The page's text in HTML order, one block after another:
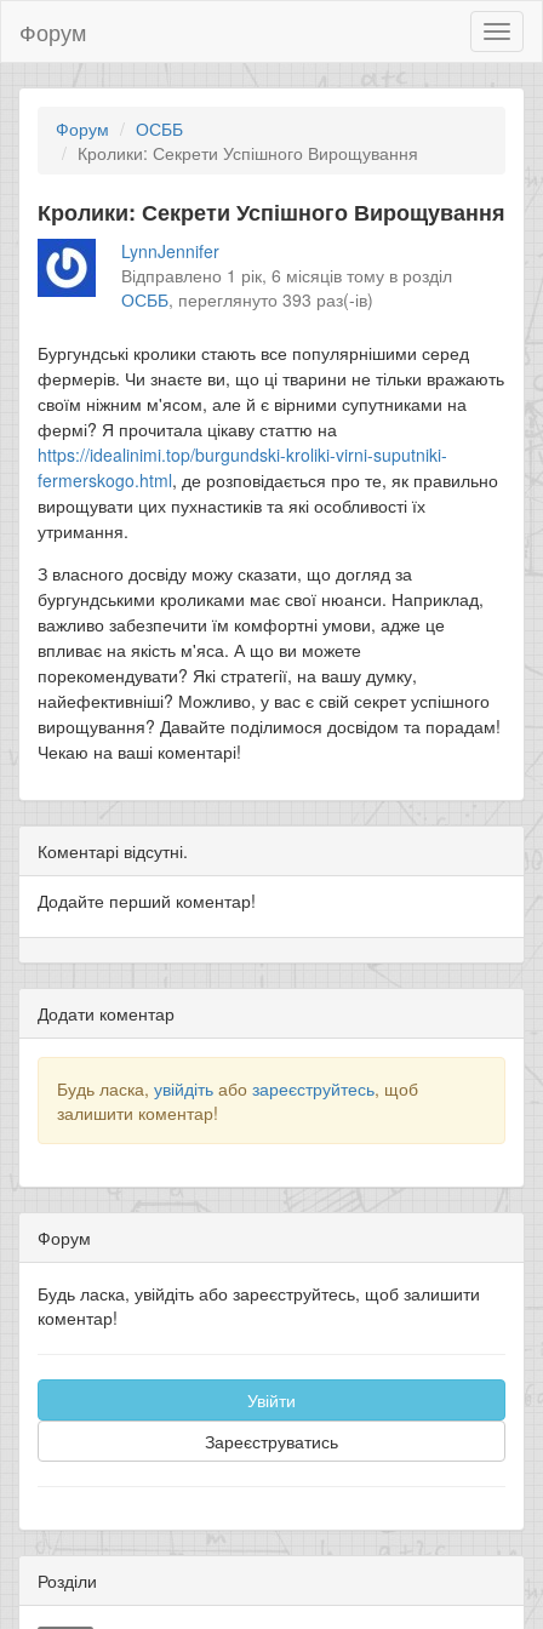
Форум
Форум
ОСББ
Кролики: Секрети Успішного Вирощування
Кролики: Секрети Успішного Вирощування
LynnJennifer
Відправлено 1 рік, 6 місяців тому в розділ
ОСББ, переглянуто 393 раз(-ів)
Бургундські кролики стають все популярнішими серед
фермерів. Чи знаєте ви, що ці тварини не тільки вражають
своїм ніжним м'ясом, але й є вірними супутниками на
фермі? Я прочитала цікаву статтю на
https://idealinimi.top/burgundski-kroliki-virni-suputniki-
fermerskogo.html, де розповідається про те, як правильно
вирощувати цих пухнастиків та які особливості їх
утримання.
З власного досвіду можу сказати, що догляд за
бургундськими кроликами має свої нюанси. Наприклад,
важливо забезпечити їм комфортні умови, адже це
впливає на якість м'яса. А що ви можете
порекомендувати? Які стратегії, на вашу думку,
найефективніші? Можливо, у вас є свій секрет успішного
вирощування? Давайте поділимося досвідом та порадам!
Чекаю на ваші коментарі!
Коментарі відсутні.
Додайте перший коментар!
Додати коментар
Будь ласка, увійдіть або зареєструйтесь, щоб
залишити коментар!
Форум
Будь ласка, увійдіть або зареєструйтесь, щоб залишити
коментар!
Увійти
Зареєструватись
Розділи